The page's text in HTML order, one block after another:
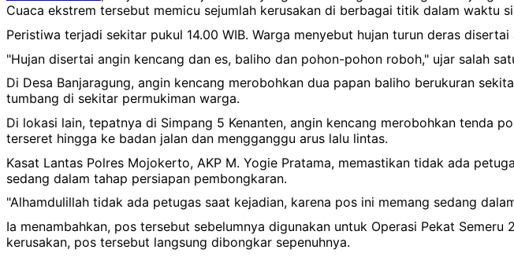
Cuaca ekstrem tersebut memicu sejumlah kerusakan di berbagai titik dalam waktu
Peristiwa terjadi sekitar pukul 14.00 WIB. Warga menyebut hujan turun deras
"Hujan disertai angin kencang dan es, baliho dan pohon-pohon roboh," ujar salah
Di Desa Banjaragung, angin kencang merobohkan dua papan baliho berukuran
tumbang di sekitar permukiman warga.
Di lokasi lain, tepatnya di Simpang 5 Kenanten, angin kencang merobohkan tenda
terseret hingga ke badan jalan dan mengganggu arus lalu lintas.
Kasat Lantas Polres Mojokerto, AKP M. Yogie Pratama, memastikan tidak ada
sedang dalam tahap persiapan pembongkaran.
"Alhamdulillah tidak ada petugas saat kejadian, karena pos ini memang sedang
Ia menambahkan, pos tersebut sebelumnya digunakan untuk Operasi Pekat
kerusakan, pos tersebut langsung dibongkar sepenuhnya.